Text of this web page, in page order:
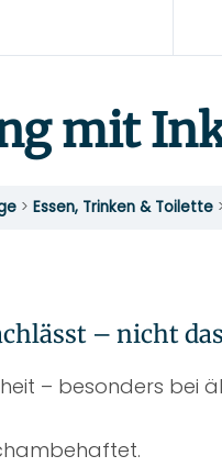
mit
Essen, Trinken & Toilette
– nicht
– besonders